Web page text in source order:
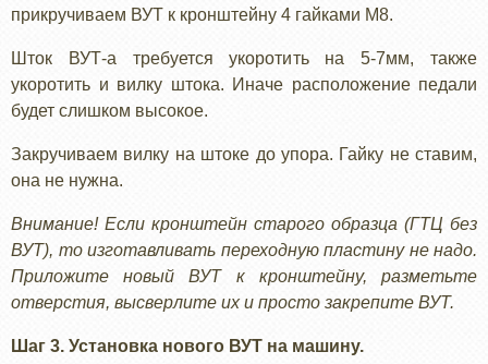
прикручиваем ВУТ к кронштейну 4 гайками М8.
Шток ВУТ-а требуется укоротить на 5-7мм, также
укоротить и вилку штока. Иначе расположение педали
будет слишком высокое.
Закручиваем вилку на штоке до упора. Гайку не ставим,
она не нужна.
Внимание! Если кронштейн старого образца (ГТЦ без
ВУТ), то изготавливать переходную пластину не надо.
Приложите новый ВУТ к кронштейну, разметьте
отверстия, высверлите их и просто закрепите ВУТ.
Шаг 3. Установка нового ВУТ на машину.